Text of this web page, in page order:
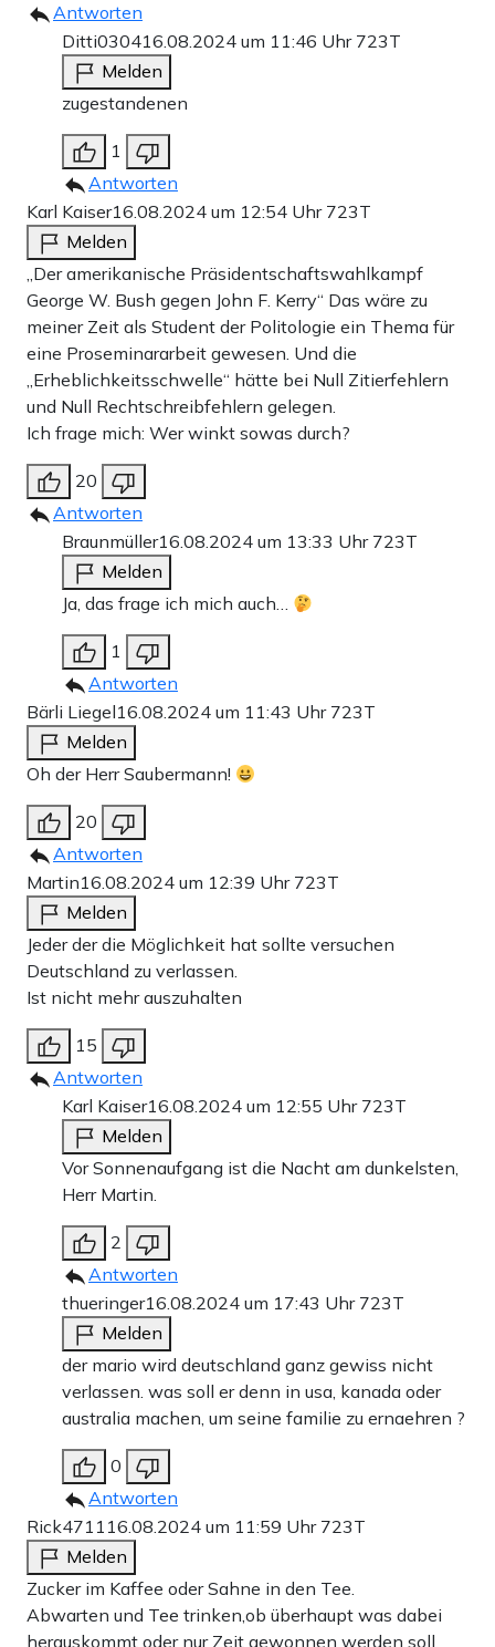
Antworten
Ditti030416.08.2024 um 11:46 Uhr 723T
Melden
zugestandenen
1
Antworten
Karl Kaiser16.08.2024 um 12:54 Uhr 723T
Melden
„Der amerikanische Präsidentschaftswahlkampf
George W. Bush gegen John F. Kerry“ Das wäre zu
meiner Zeit als Student der Politologie ein Thema für
eine Proseminararbeit gewesen. Und die
„Erheblichkeitsschwelle“ hätte bei Null Zitierfehlern
und Null Rechtschreibfehlern gelegen.
Ich frage mich: Wer winkt sowas durch?
20
Antworten
Braunmüller16.08.2024 um 13:33 Uhr 723T
Melden
Ja, das frage ich mich auch…
1
Antworten
Bärli Liegel16.08.2024 um 11:43 Uhr 723T
Melden
Oh der Herr Saubermann!
20
Antworten
Martin16.08.2024 um 12:39 Uhr 723T
Melden
Jeder der die Möglichkeit hat sollte versuchen
Deutschland zu verlassen.
Ist nicht mehr auszuhalten
15
Antworten
Karl Kaiser16.08.2024 um 12:55 Uhr 723T
Melden
Vor Sonnenaufgang ist die Nacht am dunkelsten,
Herr Martin.
2
Antworten
thueringer16.08.2024 um 17:43 Uhr 723T
Melden
der mario wird deutschland ganz gewiss nicht
verlassen. was soll er denn in usa, kanada oder
australia machen, um seine familie zu ernaehren ?
0
Antworten
Rick4711 16.08.2024 um 11:59 Uhr 723T
Melden
Zucker im Kaffee oder Sahne in den Tee.
Abwarten und Tee trinken,ob überhaupt was dabei
herauskommt oder nur Zeit gewonnen werden soll.